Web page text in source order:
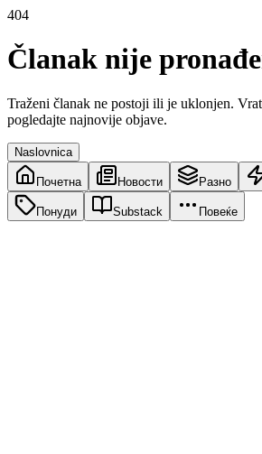
404
Članak nije
Traženi članak ne postoji ili je uklonjen.
pogledajte najnovije objave.
Naslovnica
Почетна Новости Разно
Понуди Substack Повеќе